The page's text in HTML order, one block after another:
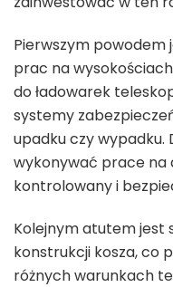
Pierwszym powodem
prac na
do ładowarek
systemy
upadku czy
wykonywać prace na
kontrolowany i
Kolejnym atutem jest
konstrukcji kosza, co
różnych warunkach